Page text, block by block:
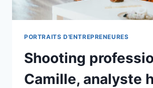
PORTRAITS D'ENTREPRENEURES
Shooting
Camille, analyste